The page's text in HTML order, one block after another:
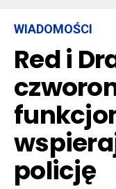
WIADOMOŚCI
Red i
policję